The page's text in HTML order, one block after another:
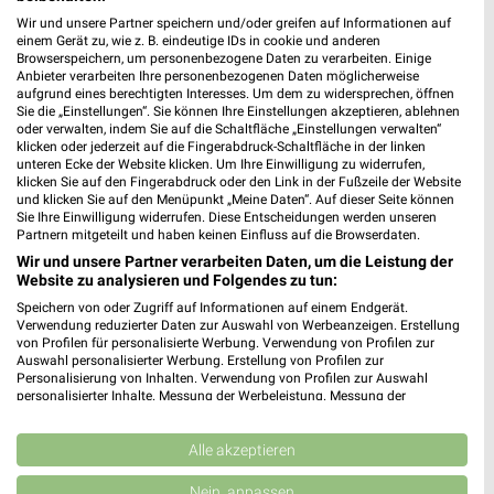
Opti Wohnwelt
37,8 km
Hot Sommer Sale
Gültig bis Sa. 29.08.
Kaufland
9,6 km
Angebote ab 06.08.
Gültig bis Mi. 12.08.
XXXLutz
Wir und unsere Partner speichern und/oder greifen auf Informationen auf
einem Gerät zu, wie z. B. eindeutige IDs in cookie und anderen
Browserspeichern, um personenbezogene Daten zu verarbeiten. Einige
Anbieter verarbeiten Ihre personenbezogenen Daten möglicherweise
aufgrund eines berechtigten Interesses. Um dem zu widersprechen, öffnen
Sie die „Einstellungen“. Sie können Ihre Einstellungen akzeptieren, ablehnen
oder verwalten, indem Sie auf die Schaltfläche „Einstellungen verwalten“
klicken oder jederzeit auf die Fingerabdruck-Schaltfläche in der linken
unteren Ecke der Website klicken. Um Ihre Einwilligung zu widerrufen,
klicken Sie auf den Fingerabdruck oder den Link in der Fußzeile der Website
und klicken Sie auf den Menüpunkt „Meine Daten“. Auf dieser Seite können
Sie Ihre Einwilligung widerrufen. Diese Entscheidungen werden unseren
Partnern mitgeteilt und haben keinen Einfluss auf die Browserdaten.
Wir und unsere Partner verarbeiten Daten, um die Leistung der
Website zu analysieren und Folgendes zu tun:
Speichern von oder Zugriff auf Informationen auf einem Endgerät.
Verwendung reduzierter Daten zur Auswahl von Werbeanzeigen. Erstellung
von Profilen für personalisierte Werbung. Verwendung von Profilen zur
Auswahl personalisierter Werbung. Erstellung von Profilen zur
Personalisierung von Inhalten. Verwendung von Profilen zur Auswahl
personalisierter Inhalte. Messung der Werbeleistung. Messung der
Kombinationen von Daten aus verschiedenen Quellen. Entwicklung und
Verbesserung der Angebote. Verwendung reduzierter Daten zur Auswahl
von Inhalten.
Daten können außerhalb der Europäischen Union weitergegeben und in die
Alle akzeptieren